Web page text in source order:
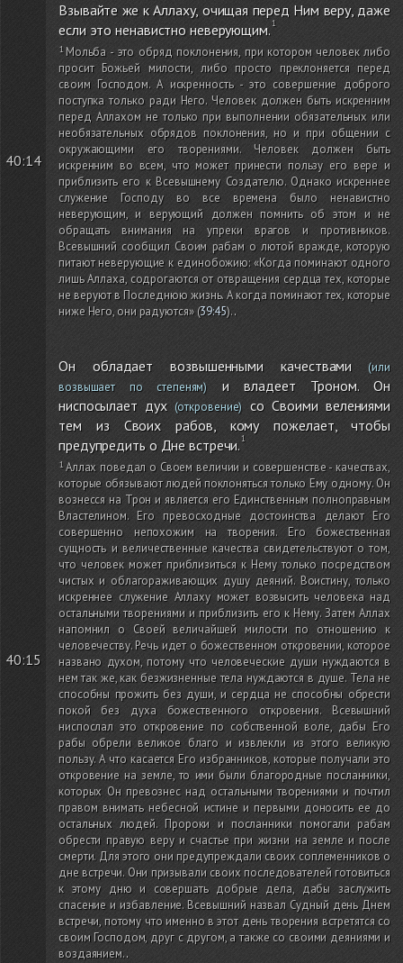
40:14
Взывайте же к Аллаху, очищая перед Ним веру, даже
если это ненавистно неверующим.
Мольба - это обряд поклонения, при котором человек либо
просит Божьей милости, либо просто преклоняется перед
своим Господом. А искренность - это совершение доброго
поступка только ради Него. Человек должен быть искренним
перед Аллахом не только при выполнении обязательных или
необязательных обрядов поклонения, но и при общении с
окружающими его творениями. Человек должен быть
искренним во всем, что может принести пользу его вере и
приблизить его к Всевышнему Создателю. Однако искреннее
служение Господу во все времена было ненавистно
неверующим, и верующий должен помнить об этом и не
обращать внимания на упреки врагов и противников.
Всевышний сообщил Своим рабам о лютой вражде, которую
питают неверующие к единобожию: «Когда поминают одного
лишь Аллаха, содрогаются от отвращения сердца тех, которые
не веруют в Последнюю жизнь. А когда поминают тех, которые
ниже Него, они радуются»(39:45)..
40:15
Он обладает возвышенными качествами (или
возвышает по степеням)
и владеет Троном. Он
ниспосылает дух (откровение) со Своими велениями
тем из Своих рабов, кому пожелает, чтобы
предупредить о Дне встречи.
Аллах поведал о Своем величии и совершенстве - качествах,
которые обязывают людей поклоняться только Ему одному. Он
вознесся на Трон и является его Единственным полноправным
Властелином. Его превосходные достоинства делают Его
совершенно непохожим на творения. Его божественная
сущность и величественные качества свидетельствуют о том,
что человек может приблизиться к Нему только посредством
чистых и облагораживающих душу деяний. Воистину, только
искреннее служение Аллаху может возвысить человека над
остальными творениями и приблизить его к Нему. Затем Аллах
напомнил о Своей величайшей милости по отношению к
человечеству. Речь идет о божественном откровении, которое
названо духом, потому что человеческие души нуждаются в
нем так же, как безжизненные тела нуждаются в душе. Тела не
способны прожить без души, и сердца не способны обрести
покой без духа божественного откровения. Всевышний
ниспослал это откровение по собственной воле, дабы Его
рабы обрели великое благо и извлекли из этого великую
пользу. А что касается Его избранников, которые получали это
откровение на земле, то ими были благородные посланники,
которых Он превознес над остальными творениями и почтил
правом внимать небесной истине и первыми доносить ее до
остальных людей. Пророки и посланники помогали рабам
обрести правую веру и счастье при жизни на земле и после
смерти. Для этого они предупреждали своих соплеменников о
дне встречи. Они призывали своих последователей готовиться
к этому дню и совершать добрые дела, дабы заслужить
спасение и избавление. Всевышний назвал Судный день Днем
встречи, потому что именно в этот день творения встретятся со
своим Господом, друг с другом, а также со своими деяниями и
воздаянием..